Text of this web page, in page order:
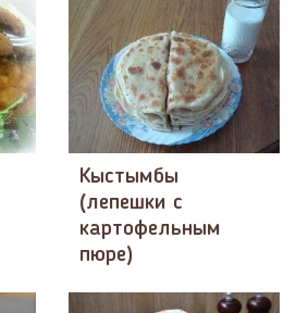
Кыстымбы
(лепешки с
картофельным
пюре)